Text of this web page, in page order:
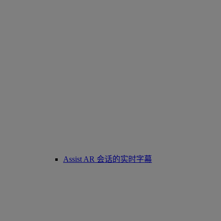
Assist AR 会话的实时字幕